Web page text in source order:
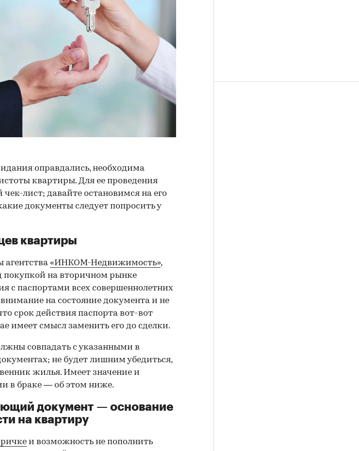
оправдались, необходима
квартиры. Для ее проведения
лист; давайте остановимся на его
документы следует попросить у
квартиры
агентства «ИНКОМ-Недвижимость»,
покупкой на вторичном рынке
с паспортами всех совершеннолетних
на состояние документа и не
срок действия паспорта вот-вот
имеет смысл заменить его до сделки.
совпадать с указанными в
не будет лишним убедиться,
жилья. Имеет значение и
в браке — об этом ниже.
документ — основание
на квартиру
и возможность не пополнить